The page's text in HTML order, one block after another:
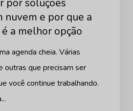
por soluções
nuvem e por que a
a melhor opção
agenda cheia. Várias
outras que precisam ser
você continue trabalhando.